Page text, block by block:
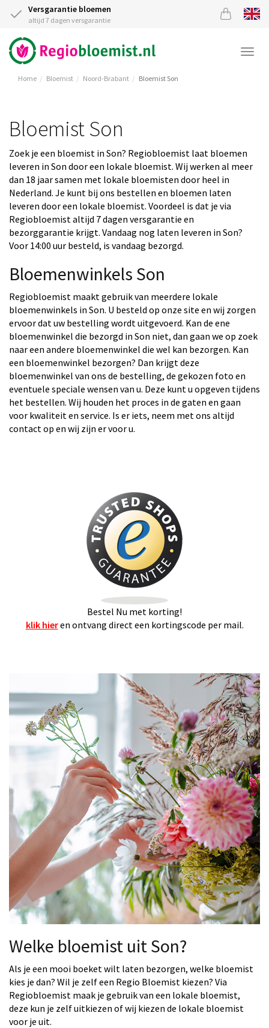
Versgarantie bloemen
altijd 7 dagen versgarantie
Home Bloemist Noord-Brabant Bloemist Son
Bloemist Son
Zoek je een bloemist in Son? Regiobloemist laat bloemen
leveren in Son door een lokale bloemist. Wij werken al meer
dan 18 jaar samen met lokale bloemisten door heel in
Nederland. Je kunt bij ons bestellen en bloemen laten
leveren door een lokale bloemist. Voordeel is dat je via
Regiobloemist altijd 7 dagen versgarantie en
bezorggarantie krijgt. Vandaag nog laten leveren in Son?
Voor 14:00 uur besteld, is vandaag bezorgd.
Bloemenwinkels Son
Regiobloemist maakt gebruik van meerdere lokale
bloemenwinkels in Son. U besteld op onze site en wij zorgen
ervoor dat uw bestelling wordt uitgevoerd. Kan de ene
bloemenwinkel die bezorgd in Son niet, dan gaan we op zoek
naar een andere bloemenwinkel die wel kan bezorgen. Kan
een bloemenwinkel bezorgen? Dan krijgt deze
bloemenwinkel van ons de bestelling, de gekozen foto en
eventuele speciale wensen van u. Deze kunt u opgeven tijdens
het bestellen. Wij houden het proces in de gaten en gaan
voor kwaliteit en service. Is er iets, neem met ons altijd
contact op en wij zijn er voor u.
Bestel Nu met korting!
klik hieren ontvang direct een kortingscode per mail.
Welke bloemist uit Son?
Als je een mooi boeket wilt laten bezorgen, welke bloemist
kies je dan? Wil je zelf een Regio Bloemist kiezen? Via
Regiobloemist maak je gebruik van een lokale bloemist,
deze kun je zelf uitkiezen of wij kiezen de lokale bloemist
voor je uit.